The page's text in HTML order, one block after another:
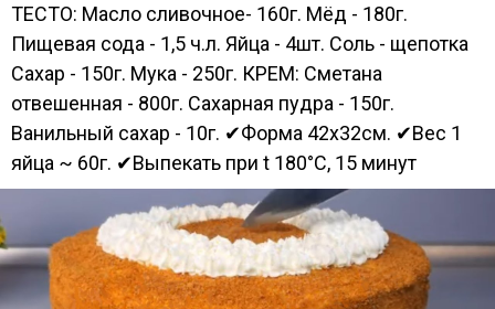
ТЕСТО: Масло сливочное- 160г. Мёд - 180г.
Пищевая сода - 1,5 ч.л. Яйца - 4шт. Соль - щепотка
Сахар - 150г. Мука - 250г. КРЕМ: Сметана
отвешенная - 800г. Сахарная пудра - 150г.
Ванильный сахар - 10г. ✔Форма 42х32см. ✔Вес 1
яйца ~ 60г. ✔Выпекать при t 180°C, 15 минут